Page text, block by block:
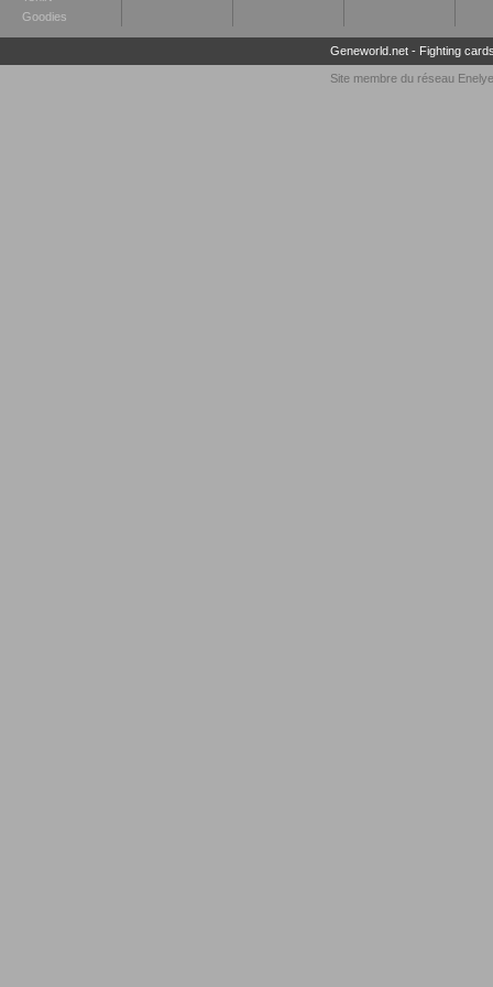
Goodies
Geneworld.net- Fighting
Site membre du réseau Enelye